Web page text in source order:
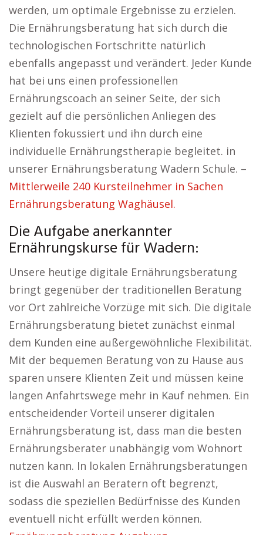
werden, um optimale Ergebnisse zu erzielen.
Die Ernährungsberatung hat sich durch die
technologischen Fortschritte natürlich
ebenfalls angepasst und verändert. Jeder Kunde
hat bei uns einen professionellen
Ernährungscoach an seiner Seite, der sich
gezielt auf die persönlichen Anliegen des
Klienten fokussiert und ihn durch eine
individuelle Ernährungstherapie begleitet. in
unserer Ernährungsberatung Wadern Schule. –
Mittlerweile 240 Kursteilnehmer in Sachen
Ernährungsberatung Waghäusel.
Die Aufgabe anerkannter
Ernährungskurse für Wadern:
Unsere heutige digitale Ernährungsberatung
bringt gegenüber der traditionellen Beratung
vor Ort zahlreiche Vorzüge mit sich. Die digitale
Ernährungsberatung bietet zunächst einmal
dem Kunden eine außergewöhnliche Flexibilität.
Mit der bequemen Beratung von zu Hause aus
sparen unsere Klienten Zeit und müssen keine
langen Anfahrtswege mehr in Kauf nehmen. Ein
entscheidender Vorteil unserer digitalen
Ernährungsberatung ist, dass man die besten
Ernährungsberater unabhängig vom Wohnort
nutzen kann. In lokalen Ernährungsberatungen
ist die Auswahl an Beratern oft begrenzt,
sodass die speziellen Bedürfnisse des Kunden
eventuell nicht erfüllt werden können.